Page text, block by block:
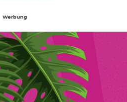
Werbung